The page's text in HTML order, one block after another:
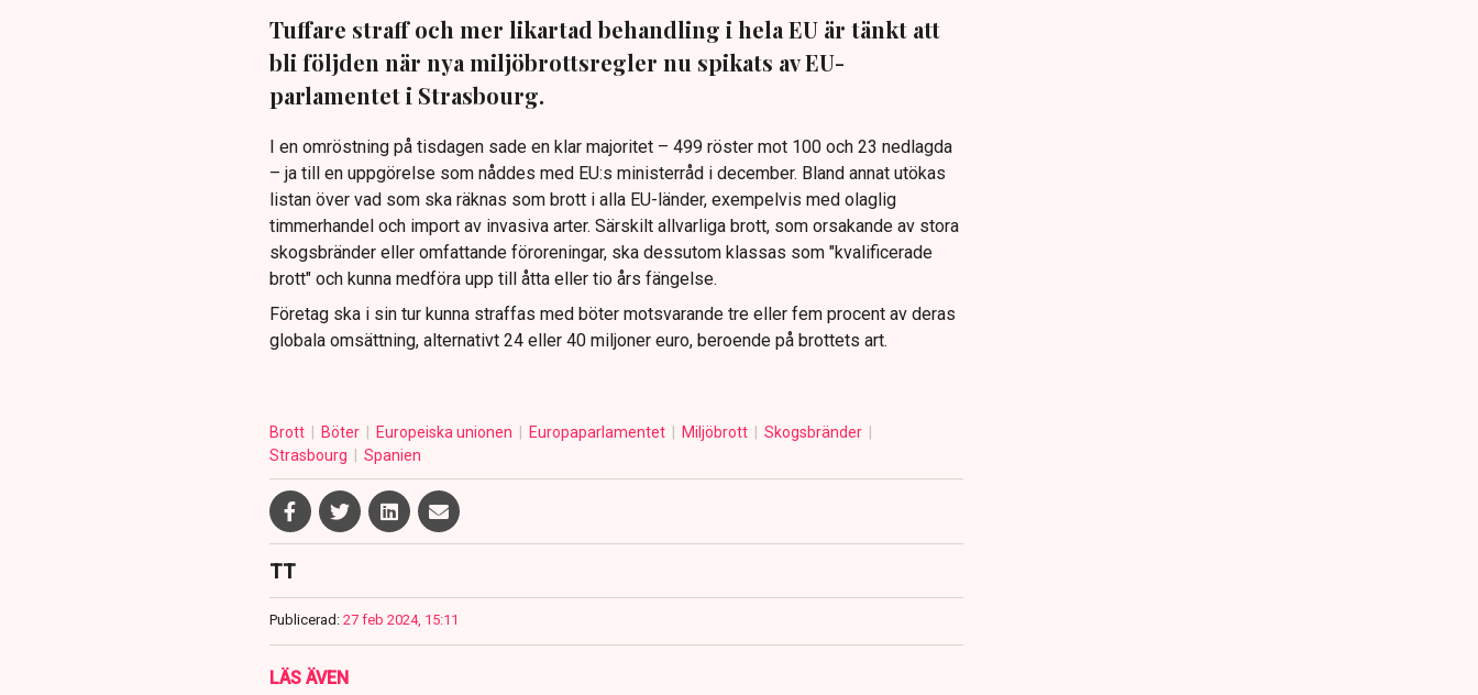
Tuffare straff och mer likartad behandling i hela EU är tänkt att
bli följden när nya miljöbrottsregler nu spikats av EU-
parlamentet i Strasbourg.
I en omröstning på tisdagen sade en klar majoritet – 499 röster mot 100 och 23 nedlagda
– ja till en uppgörelse som nåddes med EU:s ministerråd i december. Bland annat utökas
listan över vad som ska räknas som brott i alla EU-länder, exempelvis med olaglig
timmerhandel och import av invasiva arter. Särskilt allvarliga brott, som orsakande av stora
skogsbränder eller omfattande föroreningar, ska dessutom klassas som "kvalificerade
brott" och kunna medföra upp till åtta eller tio års fängelse.
Företag ska i sin tur kunna straffas med böter motsvarande tre eller fem procent av deras
globala omsättning, alternativt 24 eller 40 miljoner euro, beroende på brottets art.
Brott Böter Europeiska unionen Europaparlamentet Miljöbrott
Skogsbränder
Strasbourg
Spanien
TT
Publicerad: 27 feb 2024, 15:11
LÄS ÄVEN